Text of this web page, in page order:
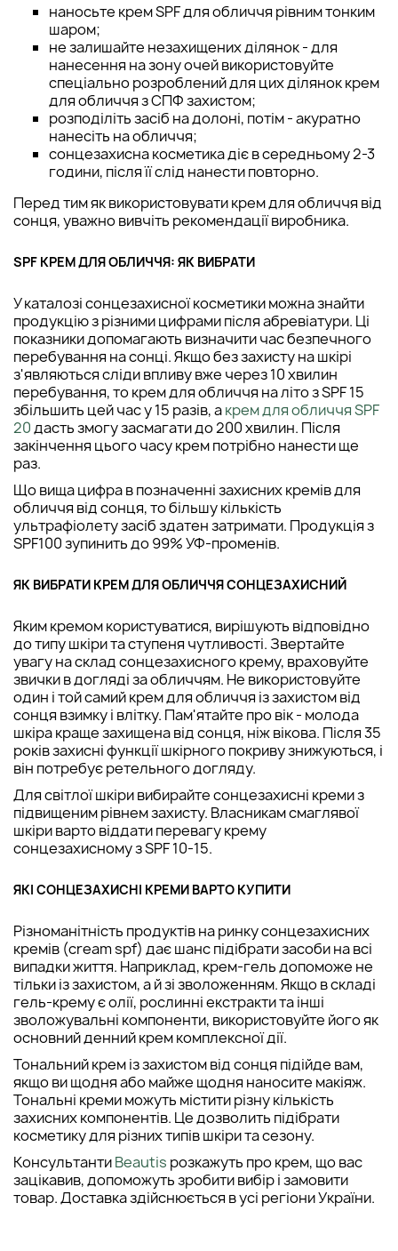
наносьте крем SPF для обличчя рівним тонким
шаром;
не залишайте незахищених ділянок - для
нанесення на зону очей використовуйте
спеціально розроблений для цих ділянок крем
для обличчя з СПФ захистом;
розподіліть засіб на долоні, потім - акуратно
нанесіть на обличчя;
сонцезахисна косметика діє в середньому 2-3
години, після її слід нанести повторно.
Перед тим як використовувати крем для обличчя від
сонця, уважно вивчіть рекомендації виробника.
SPF КРЕМ ДЛЯ ОБЛИЧЧЯ: ЯК ВИБРАТИ
У каталозі сонцезахисної косметики можна знайти
продукцію з різними цифрами після абревіатури. Ці
показники допомагають визначити час безпечного
перебування на сонці. Якщо без захисту на шкірі
з'являються сліди впливу вже через 10 хвилин
перебування, то крем для обличчя на літо з SPF 15
збільшить цей час у 15 разів, акрем для обличчя SPF
20дасть змогу засмагати до 200 хвилин. Після
закінчення цього часу крем потрібно нанести ще
раз.
Що вища цифра в позначенні захисних кремів для
обличчя від сонця, то більшу кількість
ультрафіолету засіб здатен затримати. Продукція з
SPF100 зупинить до 99% УФ-променів.
ЯК ВИБРАТИ КРЕМ ДЛЯ ОБЛИЧЧЯ СОНЦЕЗАХИСНИЙ
Яким кремом користуватися, вирішують відповідно
до типу шкіри та ступеня чутливості. Звертайте
увагу на склад сонцезахисного крему, враховуйте
звички в догляді за обличчям. Не використовуйте
один і той самий крем для обличчя із захистом від
сонця взимку і влітку. Пам'ятайте про вік - молода
шкіра краще захищена від сонця, ніж вікова. Після 35
років захисні функції шкірного покриву знижуються, і
він потребує ретельного догляду.
Для світлої шкіри вибирайте сонцезахисні креми з
підвищеним рівнем захисту. Власникам смаглявої
шкіри варто віддати перевагу крему
сонцезахисному з SPF 10-15.
ЯКІ СОНЦЕЗАХИСНІ КРЕМИ ВАРТО КУПИТИ
Різноманітність продуктів на ринку сонцезахисних
кремів (cream spf) дає шанс підібрати засоби на всі
випадки життя. Наприклад, крем-гель допоможе не
тільки із захистом, а й зі зволоженням. Якщо в складі
гель-крему є олії, рослинні екстракти та інші
зволожувальні компоненти, використовуйте його як
основний денний крем комплексної дії.
Тональний крем із захистом від сонця підійде вам,
якщо ви щодня або майже щодня наносите макіяж.
Тональні креми можуть містити різну кількість
захисних компонентів. Це дозволить підібрати
косметику для різних типів шкіри та сезону.
КонсультантиBeautis розкажуть про крем, що вас
зацікавив, допоможуть зробити вибір і замовити
товар. Доставка здійснюється в усі регіони України.